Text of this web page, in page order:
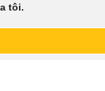
tôi.